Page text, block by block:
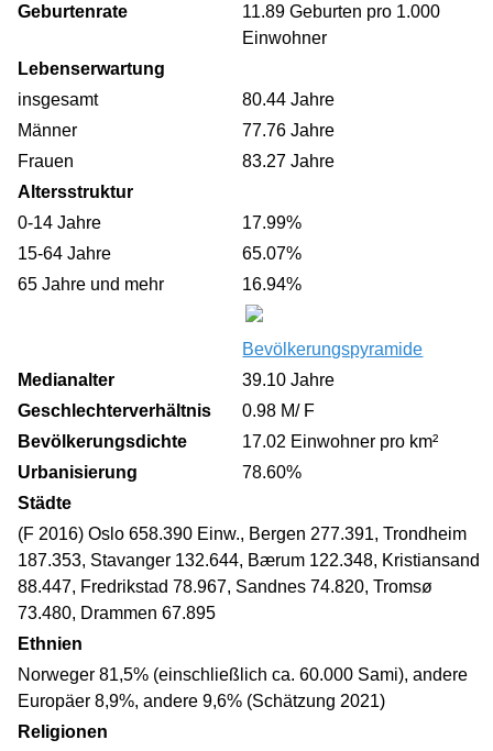
Geburtenrate
11.89 Geburten pro 1.000
Einwohner
Lebenserwartung
insgesamt
80.44 Jahre
Männer
77.76 Jahre
Frauen
83.27 Jahre
Altersstruktur
0-14 Jahre
17.99%
15-64 Jahre
65.07%
65 Jahre und mehr
16.94%
Bevölkerungspyramide
Medianalter
39.10 Jahre
Geschlechterverhältnis
0.98 M/ F
Bevölkerungsdichte
17.02 Einwohner pro km²
Urbanisierung
78.60%
Städte
(F 2016) Oslo 658.390 Einw., Bergen 277.391, Trondheim
187.353, Stavanger 132.644, Bærum 122.348, Kristiansand
88.447, Fredrikstad 78.967, Sandnes 74.820, Tromsø
73.480, Drammen 67.895
Ethnien
Norweger 81,5% (einschließlich ca. 60.000 Sami), andere
Europäer 8,9%, andere 9,6% (Schätzung 2021)
Religionen